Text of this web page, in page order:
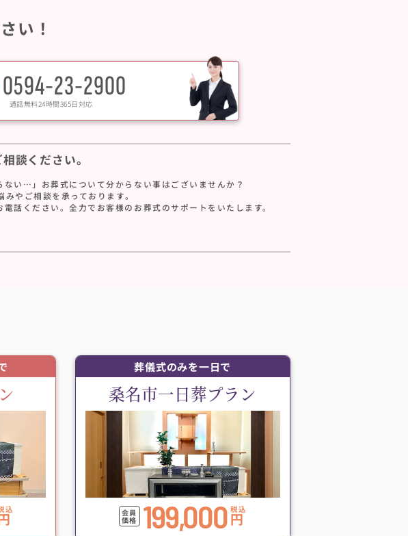
い！
0594-23-2900
通話無料24時間365日対応
談ください。
ない…」お葬式について分からない事はございませんか？
やご相談を承っております。
話ください。全力でお客様のお葬式のサポートをいたします。
込
葬儀式のみを一日で
桑名市一日葬プラン
会員
価格 199,000 税込
円